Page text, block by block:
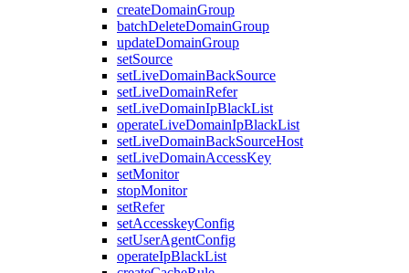
createDomainGroup
batchDeleteDomainGroup
updateDomainGroup
setSource
setLiveDomainBackSource
setLiveDomainRefer
setLiveDomainIpBlackList
operateLiveDomainIpBlackList
setLiveDomainBackSourceHost
setLiveDomainAccessKey
setMonitor
stopMonitor
setRefer
setAccesskeyConfig
setUserAgentConfig
operateIpBlackList